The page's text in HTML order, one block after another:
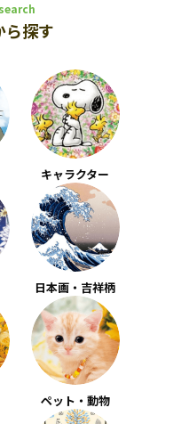
ら探す
キャラクター
日本画・吉祥柄
ペット・動物